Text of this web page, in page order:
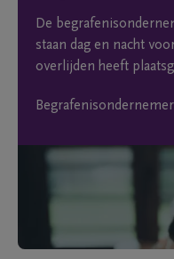
De
staan dag en nacht
overlijden heeft